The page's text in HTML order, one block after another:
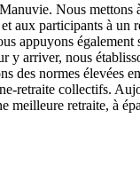
Nous mettons
aux participants à un
appuyons également
arriver, nous
des normes élevées
retraite collectifs.
meilleure retraite, à